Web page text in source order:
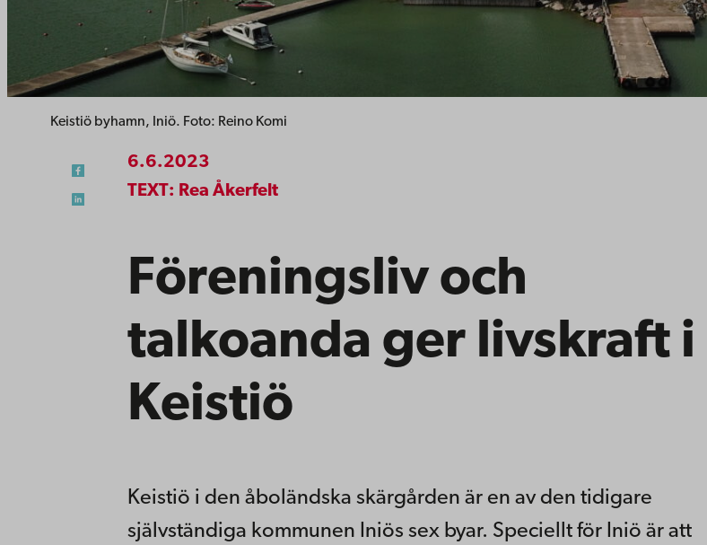
Keistiö byhamn, Iniö. Foto: Reino Komi
6.6.2023
TEXT: Rea Åkerfelt
Föreningsliv och
talkoanda ger livskraft i
Keistiö
Keistiö i den åboländska skärgården är en av den tidigare
självständiga kommunen Iniös sex byar. Speciellt för Iniö är att